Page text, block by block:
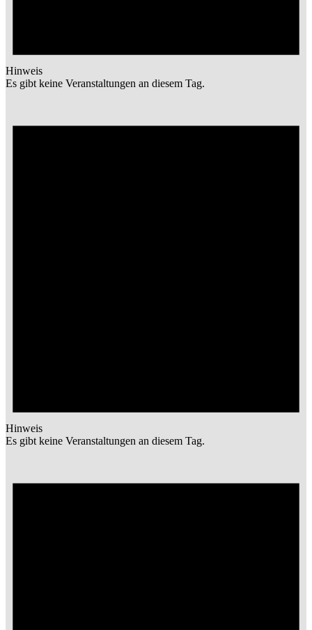
Hinweis
Es gibt keine Veranstaltungen an diesem Tag.
Hinweis
Es gibt keine Veranstaltungen an diesem Tag.